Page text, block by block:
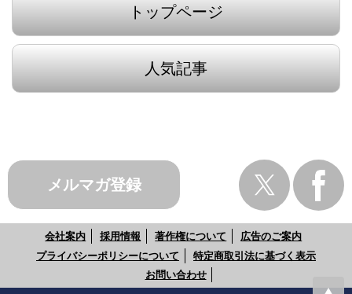
トップページ
人気記事
メルマガ登録
会社案内 採用情報 著作権について
広告のご案内
プライバシーポリシーについて
特定商取引法に基づく表示
お問い合わせ